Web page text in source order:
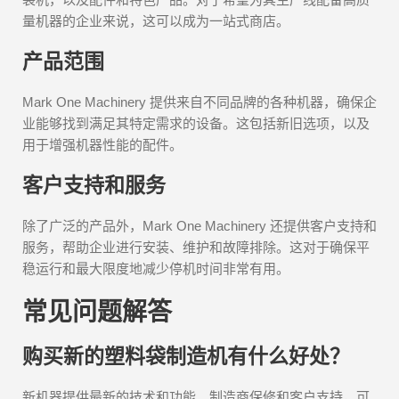
量机器的企业来说，这可以成为一站式商店。
产品范围
Mark One Machinery 提供来自不同品牌的各种机器，确保企
业能够找到满足其特定需求的设备。这包括新旧选项，以及
用于增强机器性能的配件。
客户支持和服务
除了广泛的产品外，Mark One Machinery 还提供客户支持和
服务，帮助企业进行安装、维护和故障排除。这对于确保平
稳运行和最大限度地减少停机时间非常有用。
常见问题解答
购买新的塑料袋制造机有什么好处？